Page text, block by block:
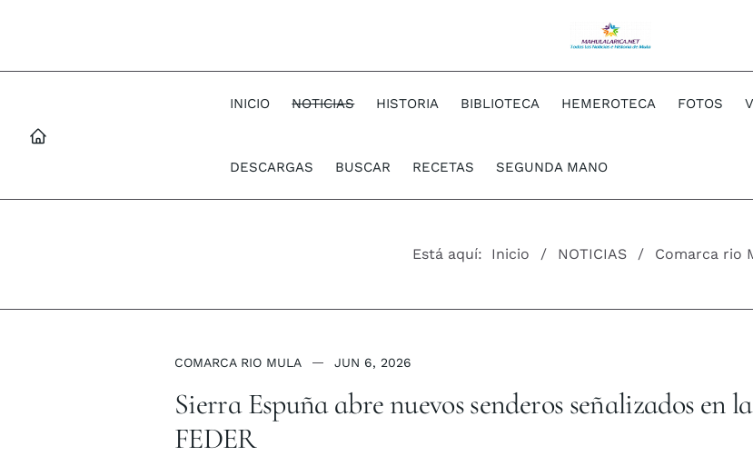
INICIO NOTICIAS HISTORIA BIBLIOTECA HEMEROTECA FOTOS
DESCARGAS BUSCAR RECETAS SEGUNDA MANO
Está aquí: Inicio NOTICIAS Comarca rio
COMARCA RIO MULA JUN 6, 2026
Sierra Espuña abre nuevos senderos señalizados en
FEDER